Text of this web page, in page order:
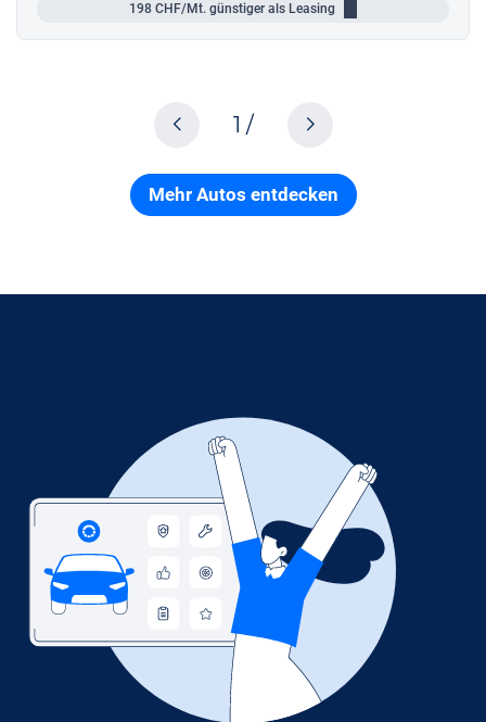
198 CHF/Mt. günstiger als Leasing
1 /
Mehr Autos entdecken